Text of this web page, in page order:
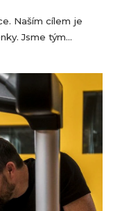
Naším cílem je
Jsme tým...